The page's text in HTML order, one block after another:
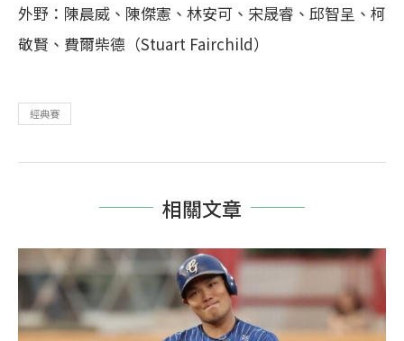
外野：陳晨威、陳傑憲、林安可、宋晟睿、邱智呈、柯
敬賢、費爾柴德（Stuart Fairchild）
經典賽
相關文章